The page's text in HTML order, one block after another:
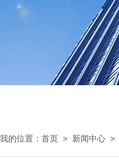
我的位置： 首页 > 新闻中心 >